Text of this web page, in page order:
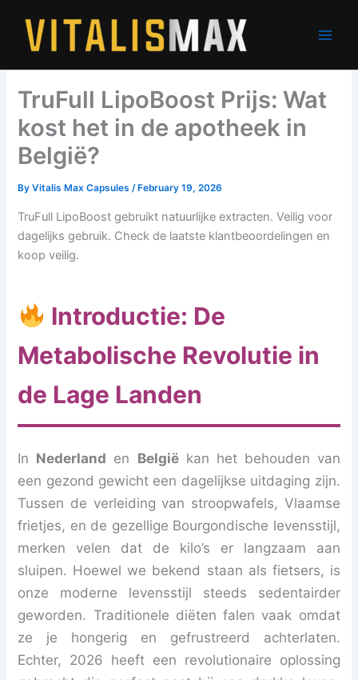
content
TruFull LipoBoost Prijs: Wat
kost het in de apotheek in
België?
ByVitalis Max Capsules/ February 19, 2026
TruFull LipoBoost gebruikt natuurlijke extracten. Veilig voor
dagelijks gebruik. Check de laatste klantbeoordelingen en
koop veilig.
Introductie: De
Metabolische Revolutie in
de Lage Landen
In Nederland en Belgiëkan het behouden van
een gezond gewicht een dagelijkse uitdaging zijn.
Tussen de verleiding van stroopwafels, Vlaamse
frietjes, en de gezellige Bourgondische levensstijl,
merken velen dat de kilo’s er langzaam aan
sluipen. Hoewel we bekend staan als fietsers, is
onze moderne levensstijl steeds sedentairder
geworden. Traditionele diëten falen vaak omdat
ze je hongerig en gefrustreerd achterlaten.
Echter, 2026 heeft een revolutionaire oplossing